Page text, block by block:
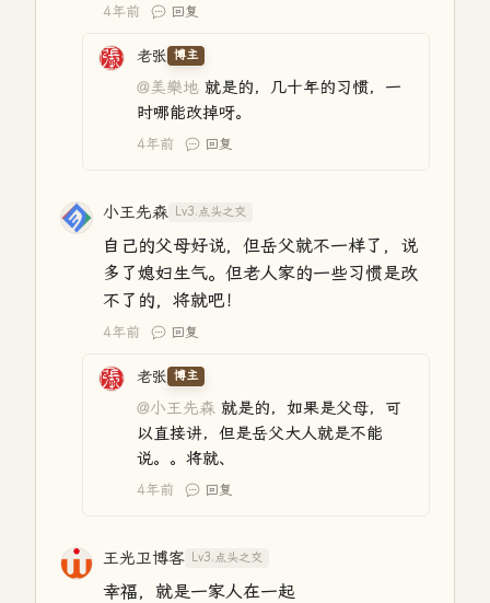
4年前 回复
老张 博主
@美樂地 就是的，几十年的习惯，一
时哪能改掉呀。
4年前 回复
小王先森 Lv3.点头之交
自己的父母好说，但岳父就不一样了，说
多了媳妇生气。但老人家的一些习惯是改
不了的，将就吧！
4年前 回复
老张 博主
@小王先森 就是的，如果是父母，可
以直接讲，但是岳父大人就是不能
说。。将就、
4年前 回复
王光卫博客 Lv3.点头之交
幸福，就是一家人在一起